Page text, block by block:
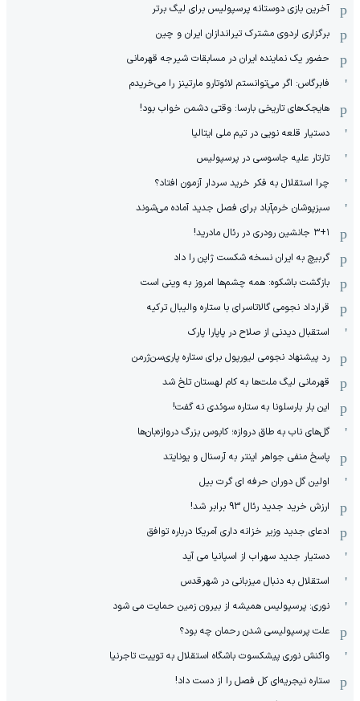
آخرین بازی دوستانه پرسپولیس برای لیگ برتر
برگزاری اردوی مشترک تیراندازان ایران و چین
حضور یک نماینده ایران در مسابقات شیرجه قهرمانی
فابرگاس: اگر می‌توانستم لائوتارو مارتینز را می‌خریدم
هایجک‌های تاریخی بارسا: وقتی دشمن خواب بود!
دستیار قلعه نویی در تیم ملی ایتالیا
تارتار علیه جاسوسی در پرسپولیس
چرا استقلال به فکر خرید سردار آزمون افتاد؟
سبزپوشان خرم‌آباد برای فصل جدید آماده می‌شوند
۳+۱ جانشین رودری در رئال مادرید!
گربیچ به ایران نسخه شکست ژاپن را داد
بازگشت باشکوه: همه چشم‌ها امروز به وینی است
قرارداد نجومی گالاتاسرای با ستاره والیبال ترکیه
استقبال دیدنی از صلاح در پاپارا پارک
رد پیشنهاد نجومی لیورپول برای ستاره پاری‌سن‌ژرمن
قهرمانی لیگ ملت‌ها به کام لهستان تلخ شد
این بار بارسلونا به ستاره سوئدی نه گفت!
گل‌های ناب به طاق دروازه؛ کابوس بزرگ دروازه‌بان‌ها
پاسخ منفی جواهر اینتر به آرسنال و یونایتد
اولین گل دوران حرفه ای گرت بیل
ارزش خرید جدید رئال 93 برابر شد!
ادعای جدید وزیر خزانه داری آمریکا درباره توافق
دستیار جدید سهراب از اسپانیا می آید
استقلال به دنبال میزبانی در شهرقدس
نوری: پرسپولیس همیشه از بیرون زمین حمایت می شود
علت پرسپولیسی شدن رحمان چه بود؟
واکنش نوری پیشکسوت باشگاه استقلال به توییت تاجرنیا
ستاره نیجریه‌ای کل فصل را از دست داد!